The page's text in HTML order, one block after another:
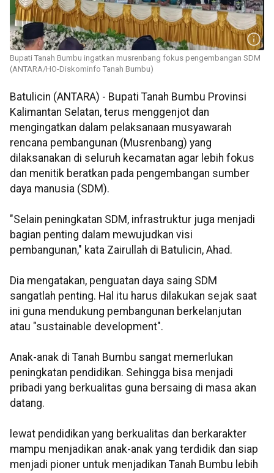
Bupati Tanah Bumbu ingatkan musrenbang fokus pengembangan SDM
(ANTARA/HO-Diskominfo Tanah Bumbu)
Batulicin (ANTARA) - Bupati Tanah Bumbu Provinsi
Kalimantan Selatan, terus menggenjot dan
mengingatkan dalam pelaksanaan musyawarah
rencana pembangunan (Musrenbang) yang
dilaksanakan di seluruh kecamatan agar lebih fokus
dan menitik beratkan pada pengembangan sumber
daya manusia (SDM).
"Selain peningkatan SDM, infrastruktur juga menjadi
bagian penting dalam mewujudkan visi
pembangunan," kata Zairullah di Batulicin, Ahad.
Dia mengatakan, penguatan daya saing SDM
sangatlah penting. Hal itu harus dilakukan sejak saat
ini guna mendukung pembangunan berkelanjutan
atau "sustainable development".
Anak-anak di Tanah Bumbu sangat memerlukan
peningkatan pendidikan. Sehingga bisa menjadi
pribadi yang berkualitas guna bersaing di masa akan
datang.
lewat pendidikan yang berkualitas dan berkarakter
mampu menjadikan anak-anak yang terdidik dan siap
menjadi pioner untuk menjadikan Tanah Bumbu lebih